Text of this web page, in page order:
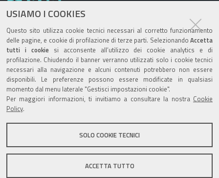
USIAMO I COOKIES
Questo sito utilizza cookie tecnici necessari al corretto funzionamento
delle pagine, e cookie di profilazione di terze parti. Selezionando Accetta
tutti i cookiesi acconsente all’utilizzo dei cookie analytics e di
profilazione. Chiudendo il banner verranno utilizzati solo i cookie tecnici
necessari alla navigazione e alcuni contenuti potrebbero non essere
disponibili. Le preferenze possono essere modificate in qualsiasi
momento dal menu laterale "Gestisci impostazioni cookie".
Per maggiori informazioni, ti invitiamo a consultare la nostra Cookie
Policy.
SOLO COOKIE TECNICI
ACCETTA TUTTO
a
c
e
b
o
o
k
w
t
t
e
r
o
u
T
u
b
e
TRASPARENZA
Amministrazione trasparente AUSL
Amministrazione trasparente OSPFE
LA NOSTRA REDAZIONE
Mappa del sito Note legali